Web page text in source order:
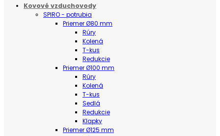
Kovové vzduchovody
SPIRO - potrubia
Priemer Ø80 mm
Rúry
Kolená
T-kus
Redukcie
Priemer Ø100 mm
Rúry
Kolená
T-kus
Sedlá
Redukcie
Klapky
Priemer Ø125 mm